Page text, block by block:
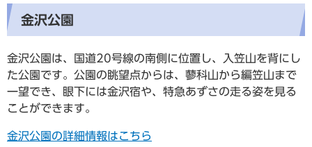
金沢公園
金沢公園は、国道20号線の南側に位置し、入笠山を背にし
た公園です。公園の眺望点からは、蓼科山から編笠山まで
一望でき、眼下には金沢宿や、特急あずさの走る姿を見る
ことができます。
金沢公園の詳細情報はこちら